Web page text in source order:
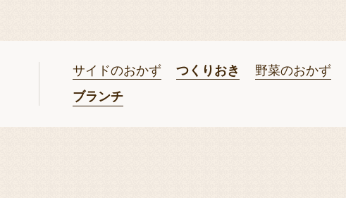
サイドのおかず つくりおき 野菜のおかず
ブランチ